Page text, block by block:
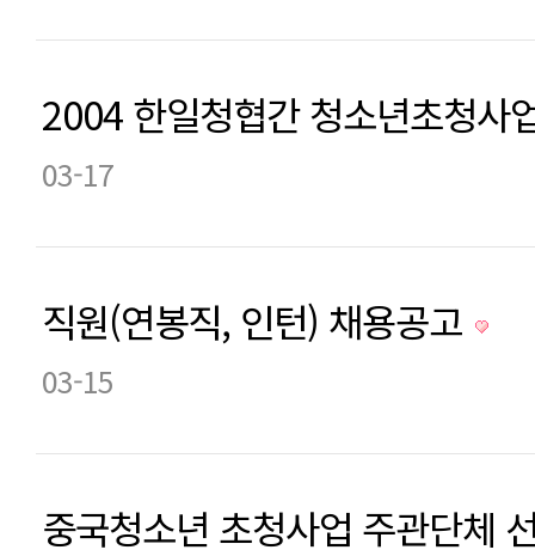
2004 한일청협간 청소년초청사
03-17
직원(연봉직, 인턴) 채용공고
03-15
중국청소년 초청사업 주관단체